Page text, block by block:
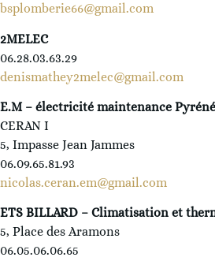
bsplomberie66@gmail.com
2MELEC
06.28.03.63.29
denismathey2melec@gmail.com
E.M – électricité maintenance
CERAN I
5, Impasse Jean Jammes
06.09.65.81.93
nicolas.ceran.em@gmail.com
ETS BILLARD – Climatisation et
5, Place des Aramons
06.05.06.06.65